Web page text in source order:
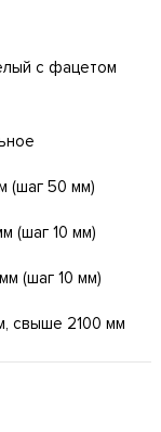
с фацетом
(шаг 50 мм)
(шаг 10 мм)
(шаг 10 мм)
свыше 2100 мм